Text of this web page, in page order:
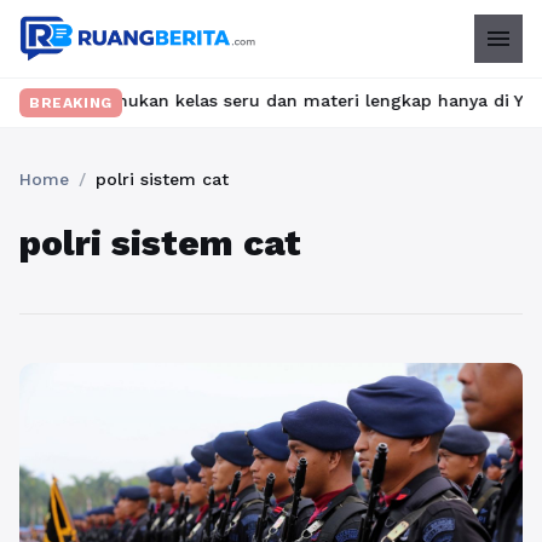
menu
BREAKING
Temukan kelas seru dan materi lengkap hanya di
Home / polri sistem cat
polri sistem cat